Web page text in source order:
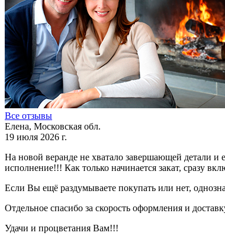
Все отзывы
Елена, Московская обл.
19 июля 2026 г.
На новой веранде не хватало завершающей детали и
исполнение!!! Как только начинается закат, сразу
Если Вы ещё раздумываете покупать или нет,
Отдельное спасибо за скорость оформления и
Удачи и процветания Вам!!!